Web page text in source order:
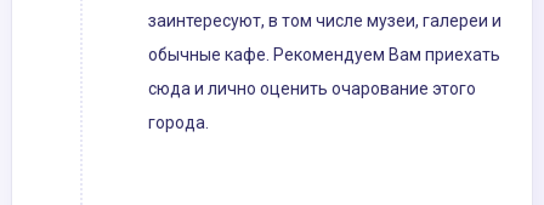
заинтересуют, в том числе музеи, галереи и
обычные кафе. Рекомендуем Вам приехать
сюда и лично оценить очарование этого
города.